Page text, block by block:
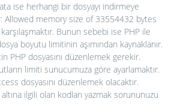
ise herhangi bir dosyayı indirmeye
Allowed memory size of 33554432 bytes
Bunun sebebi ise PHP ile
boyutu limitinin aşımından kaynaklanır.
PHP dosyasını düzenlemek gerekir.
limiti sunucumuza göre ayarlamaktır.
dosyasını düzenlemek olacaktır.
ilgili olan kodları yazmak sorununuzu